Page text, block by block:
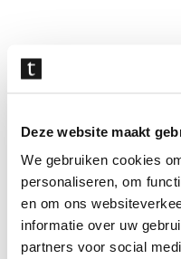
Deze website maakt
We gebruiken cookies
personaliseren, om
en om ons
informatie over uw
partners voor social
overslaan